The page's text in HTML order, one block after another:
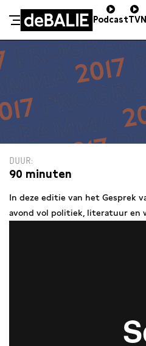
Meteen naar de content
De Balie
PodcastTV
DUUR
90 minuten
In deze editie van het Gesprek
avond vol politiek, literatuur en